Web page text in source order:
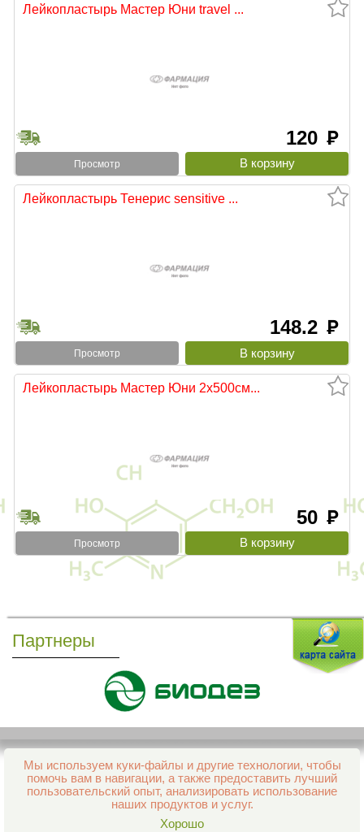
Лейкопластырь Мастер Юни travel ...
120 руб
Просмотр
Лейкопластырь Тенерис sensitive ...
148.2 руб
Просмотр
Лейкопластырь Мастер Юни 2х500см...
50 руб
Просмотр
Партнеры
Мы используем куки-файлы и другие технологии, чтобы
помочь вам в навигации, а также предоставить лучший
пользовательский опыт, анализировать использование
наших продуктов и услуг.
Хорошо
Все права защищены и охраняются законом
© 2013–2026 Интернет-аптека Фармация
support@aptekapenza.ru
Телефон: Служба обработки заказов 99-98-28